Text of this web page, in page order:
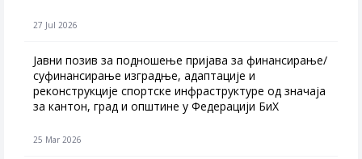
27 Jul 2026
Jавни позив за подношење пријава за финансирање/
суфинансирање изградње, адаптације и
реконструкције спортске инфраструктуре од значаја
за кантон, град и општине у Федерацији БиХ
25 Mar 2026